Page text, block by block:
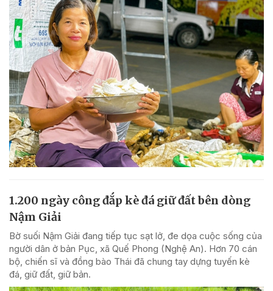
1.200 ngày công đắp kè đá giữ đất bên dòng
Nậm Giải
Bờ suối Nậm Giải đang tiếp tục sạt lở, đe dọa cuộc sống của
người dân ở bản Pục, xã Quế Phong (Nghệ An). Hơn 70 cán
bộ, chiến sĩ và đồng bào Thái đã chung tay dựng tuyến kè
đá, giữ đất, giữ bản.